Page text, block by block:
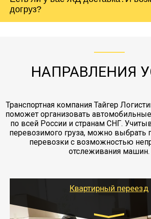
холодильника - обложить
коробками и обмотать стрейч
Вашего груза по ставке 0.15 от
груза. Мы сотрудничаем по
заканчивая выгрузкой в пункте
догруз?
НАПРАВЛЕНИЯ
Транспортная компания Тайгер
поможет организовать
по всей России и странам СНГ.
перевозимого груза, можно выбрать
перевозки с возможностью
отслеживания машин.
Квартирный переезд